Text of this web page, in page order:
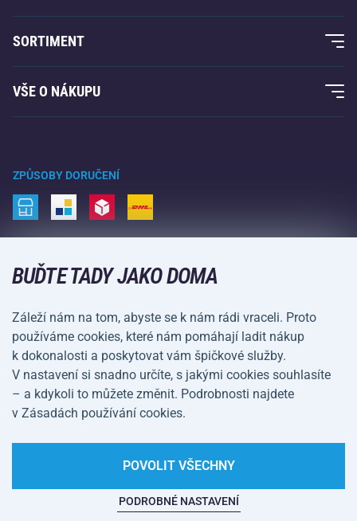
O nás
Acra garance
Kontakty
SORTIMENT
Fitness a posilování
Raketové sporty
Volný čas a zábava
Kemping a turistika
Bojové sporty
Kola a koloběžky
Vodní sporty
Sportovní oblečení a doplňky
VŠE O NÁKUPU
Vrácení a reklamace
Doprava a platba
ZPŮSOBY DORUČENÍ
Obchodní podmínky Ochrana osobních údajů
Nastavení cookies
Na tomto webu straší
BUĎTE TADY JAKO DOMA
Záleží nám na tom, abyste se k nám rádi vraceli. Proto
používáme cookies, které nám pomáhají ladit nákup
k dokonalosti a poskytovat vám špičkové služby.
V nastavení si snadno určíte, s jakými cookies souhlasíte
– a kdykoli to můžete změnit. Podrobnosti najdete
v Zásadách používání cookies.
PODROBNÉ NASTAVENÍ
POVOLIT VŠECHNY